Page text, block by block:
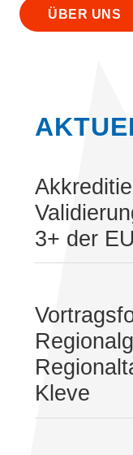
ÜBER UNS
3+ der
Kleve